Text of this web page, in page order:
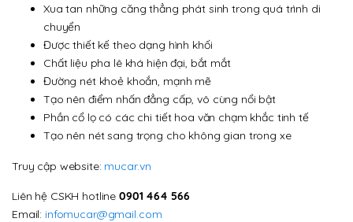
Xua tan những căng thẳng phát sinh trong quá trình di
chuyển
Được thiết kế theo dạng hình khối
Chất liệu pha lê khá hiện đại, bắt mắt
Đường nét khoẻ khoắn, mạnh mẽ
Tạo nên điểm nhấn đẳng cấp, vô cùng nổi bật
Phần cổ lọ có các chi tiết hoa văn chạm khắc tinh tế
Tạo nên nét sang trọng cho không gian trong xe
Truy cập website: mucar.vn
Liên hệ CSKH hotline0901 464 566
Email: infomucar@gmail.com